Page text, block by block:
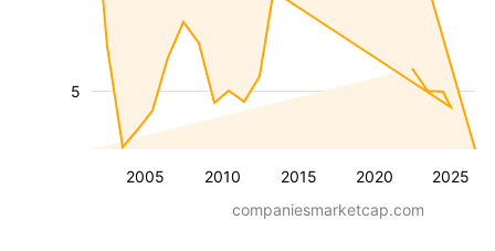
2005 2010 2015 2020 2025
5
companiesmarketcap.com